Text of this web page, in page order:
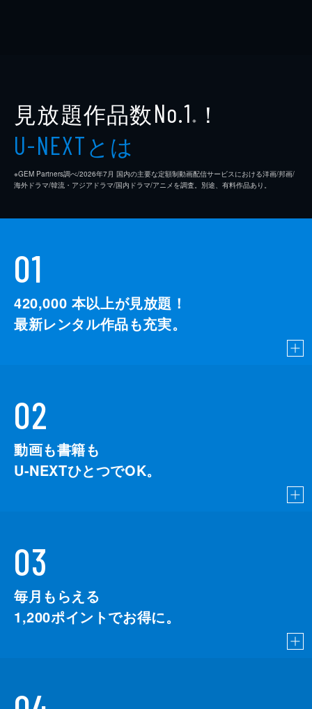
見放題作品数No.1 ※ ！
U-NEXTとは
※GEM Partners調べ/2026年7⽉ 国内の主要な定額制動画配信サービスにおける洋画/邦画/
海外ドラマ/韓流・アジアドラマ/国内ドラマ/アニメを調査。別途、有料作品あり。
01
420,000 本以上が見放題！
最新レンタル作品も充実。
02
動画も書籍も
U-NEXTひとつでOK。
03
毎月もらえる
1,200ポイントでお得に。